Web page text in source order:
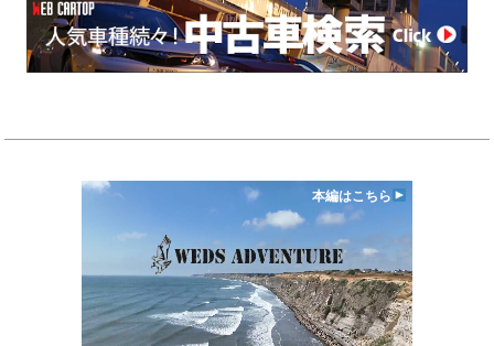
本編はこちら